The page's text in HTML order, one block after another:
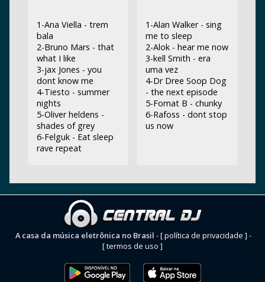
1-Ana Viella - trem
bala
2-Bruno Mars - that
what I like
3-jax Jones - you
dont know me
4-Tiesto - summer
nights
5-Oliver heldens -
shades of grey
6-Felguk - Eat sleep
rave repeat
1-Alan Walker - sing
me to sleep
2-Alok - hear me now
3-kell Smith - era
uma vez
4-Dr Dree Soop Dog
- the next episode
5-Fomat B - chunky
6-Rafoss - dont stop
us now
A casa da música eletrônica no Brasil -[ política de privacidade ] -
[ termos de uso ]